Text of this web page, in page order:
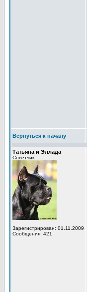
Вернуться к началу
Татьяна и Эллада
Советчик
Зарегистрирован: 01.11.2009
Сообщения: 421